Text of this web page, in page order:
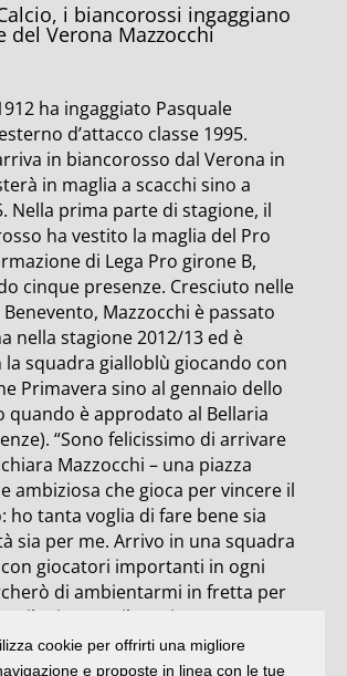
i biancorossi ingaggiano
del Verona Mazzocchi
ha ingaggiato Pasquale
d’attacco classe 1995.
in biancorosso dal Verona in
in maglia a scacchi sino a
Nella prima parte di stagione, il
ha vestito la maglia del Pro
di Lega Pro girone B,
cinque presenze. Cresciuto nelle
Mazzocchi è passato
nella stagione 2012/13 ed è
squadra gialloblù giocando con
Primavera sino al gennaio dello
quando è approdato al Bellaria
“Sono felicissimo di arrivare
Mazzocchi – una piazza
ambiziosa che gioca per vincere il
ho tanta voglia di fare bene sia
sia per me. Arrivo in una squadra
giocatori importanti in ogni
di ambientarmi in fretta per
il mio contributo in questa
di stagione. Dal punto di vista
un attaccante esterno, calcio con
cookie per offrirti una migliore
e proposte in linea con le tue